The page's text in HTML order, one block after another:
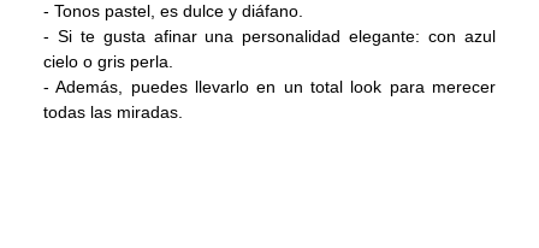
- Tonos pastel, es dulce y diáfano.
- Si te gusta afinar una personalidad elegante: con azul
cielo o gris perla.
- Además, puedes llevarlo en un total look para merecer
todas las miradas.